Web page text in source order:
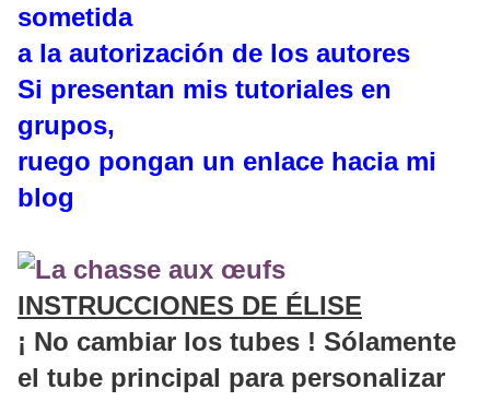
sometida
a la autorización de los autores
Si presentan mis tutoriales en
grupos,
ruego pongan un enlace hacia mi
blog
INSTRUCCIONES DE ÉLISE
¡ No cambiar los tubes ! Sólamente
el tube principal para personalizar